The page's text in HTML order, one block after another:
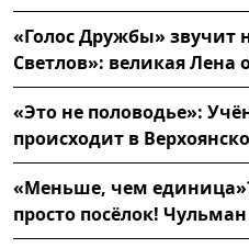
«Голос Дружбы» звучит
Светлов»: великая
«Это не половодье»:
происходит в
«Меньше, чем
просто посёлок!